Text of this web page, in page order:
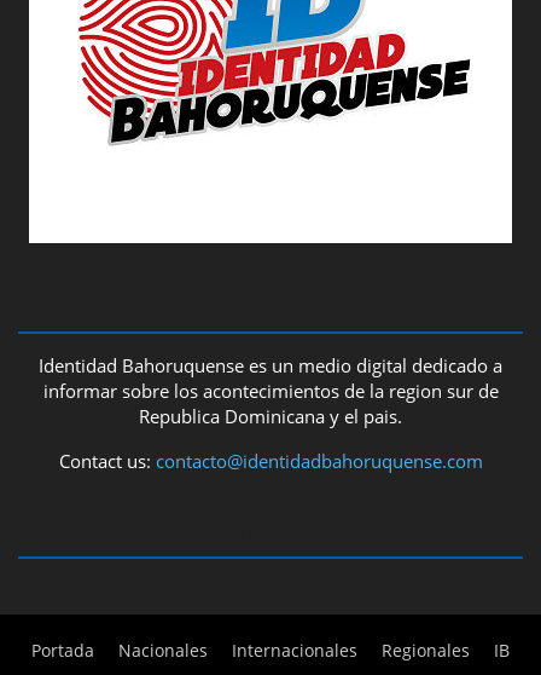
Identidad Bahoruquense es un medio digital dedicado a
informar sobre los acontecimientos de la region sur de
Republica Dominicana y el pais.
Contact us: contacto@identidadbahoruquense.com
Portada Nacionales Internacionales Regionales IB